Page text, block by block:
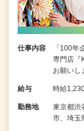
仕事内容
「100
専門店『
お願い
給与 時給
勤務地
東京都渋
市、埼玉